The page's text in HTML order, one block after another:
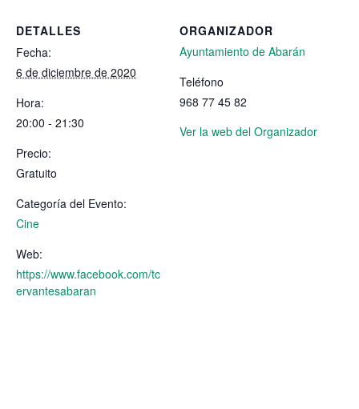
DETALLES
Fecha:
6 de diciembre de 2020
Hora:
20:00 - 21:30
Precio:
Gratuito
Categoría del Evento:
Cine
Web:
https://www.facebook.com/tc
ervantesabaran
ORGANIZADOR
Ayuntamiento de Abarán
Teléfono
968 77 45 82
Ver la web del Organizador